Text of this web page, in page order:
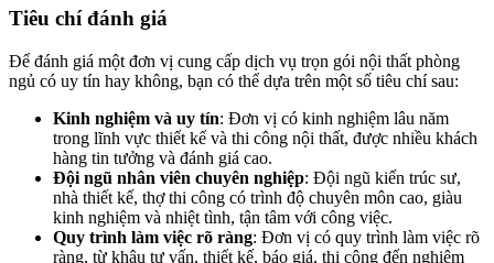
Tiêu chí đánh giá
Để đánh giá một đơn vị cung cấp dịch vụ trọn gói nội thất phòng
ngủ có uy tín hay không, bạn có thể dựa trên một số tiêu chí sau:
Kinh nghiệm và uy tín: Đơn vị có kinh nghiệm lâu năm
trong lĩnh vực thiết kế và thi công nội thất, được nhiều khách
hàng tin tưởng và đánh giá cao.
Đội ngũ nhân viên chuyên nghiệp: Đội ngũ kiến trúc sư,
nhà thiết kế, thợ thi công có trình độ chuyên môn cao, giàu
kinh nghiệm và nhiệt tình, tận tâm với công việc.
Quy trình làm việc rõ ràng: Đơn vị có quy trình làm việc rõ
ràng, từ khâu tư vấn, thiết kế, báo giá, thi công đến nghiệm